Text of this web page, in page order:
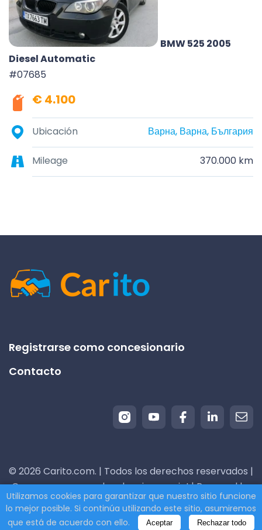
BMW 525 2005
Diesel Automatic
#07685
€ 4.100
Ubicación Варна, Варна, България
Mileage 370.000 km
Registrarse como concesionario
Contacto
© 2026 Carito.com. | Todos los derechos reservados |
¡Compramos su coche al mejor precio! | Powered by
CodiCo.io
Utilizamos cookies para garantizar que nuestro sitio funcione
lo mejor posible. Si continúa utilizando este sitio, asumiremos
que está de acuerdo con ello.
Aceptar Rechazar todo